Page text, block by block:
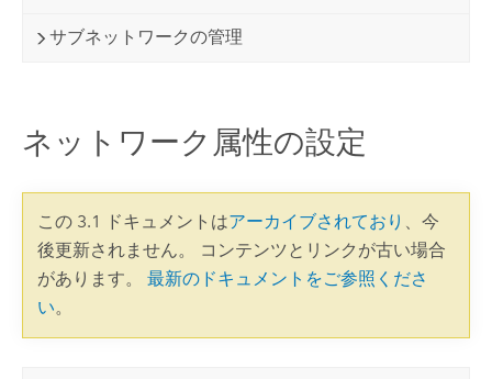
サブネットワークの管理
ネットワーク属性の設定
この 3.1 ドキュメントはアーカイブされており 、今
後更新されません。 コンテンツとリンクが古い場合
があります。 最新のドキュメントをご参照くださ
い。